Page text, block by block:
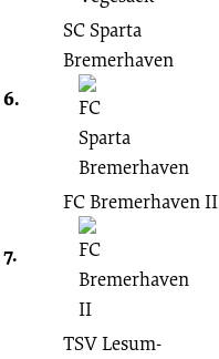
6.
SC Sparta
Bremerhaven
7.
FC Bremerhaven II
TSV Lesum-